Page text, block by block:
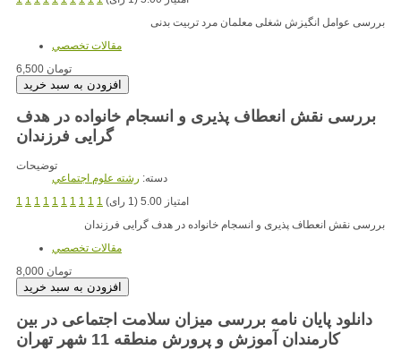
بررسی عوامل انگیزش شغلی معلمان مرد تربیت بدنی
مقالات تخصصي
6,500 تومان
بررسی نقش انعطاف پذیری و انسجام خانواده در هدف
گرایی فرزندان
توضیحات
دسته: رشته علوم اجتماعي
1 1 1 1 1 1 1 1 1 1
امتیاز 5.00 (1 رای)
بررسی نقش انعطاف پذیری و انسجام خانواده در هدف گرایی فرزندان
مقالات تخصصي
8,000 تومان
دانلود پایان نامه بررسی میزان سلامت اجتماعی در بین
کارمندان آموزش و پرورش منطقه 11 شهر تهران